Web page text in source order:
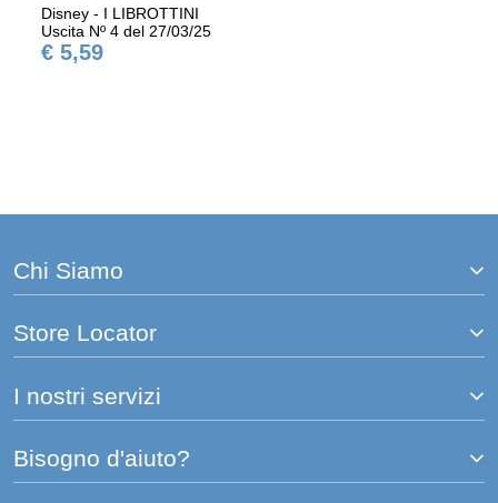
Disney - I LIBROTTINI
Uscita Nº 4 del 27/03/25
€ 5,59
Chi Siamo
Store Locator
I nostri servizi
Bisogno d'aiuto?